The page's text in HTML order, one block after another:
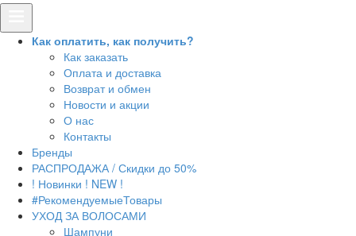
Как оплатить, как получить?
Как заказать
Оплата и доставка
Возврат и обмен
Новости и акции
О нас
Контакты
Бренды
РАСПРОДАЖА / Скидки до 50%
! Новинки ! NEW !
#РекомендуемыеТовары
УХОД ЗА ВОЛОСАМИ
Шампуни